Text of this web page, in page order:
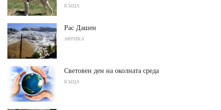
КЪЩА
Рас Дашен
АФРИКА
Световен ден на околната среда
КЪЩА